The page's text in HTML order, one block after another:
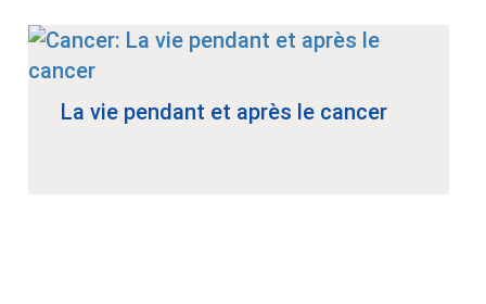
La vie pendant et après le cancer